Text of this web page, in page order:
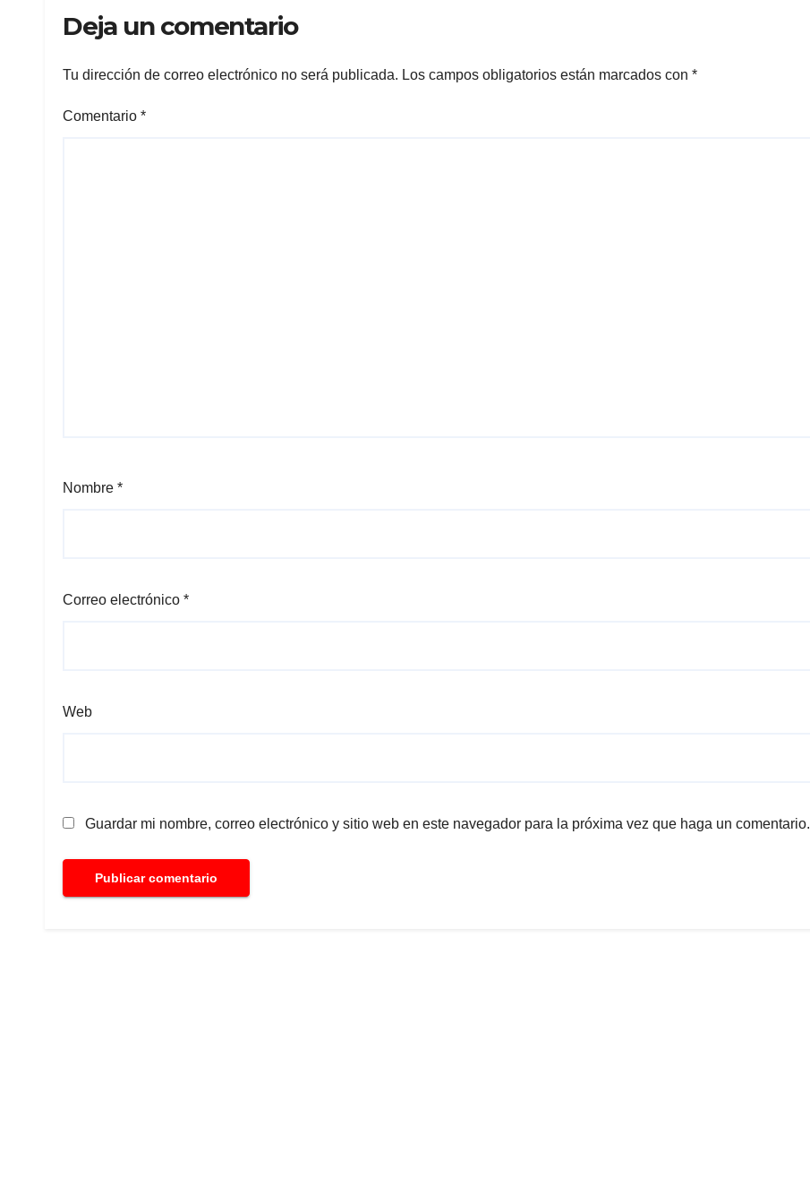
desarrollo
Deja un comentario
Tu dirección de correo electrónico no será publicada. Los campos obligatorios están marcados con *
Comentario *
Nombre *
Correo electrónico *
Web
Guardar mi nombre, correo electrónico y sitio web en este navegador para la próxima vez que haga un comentario.